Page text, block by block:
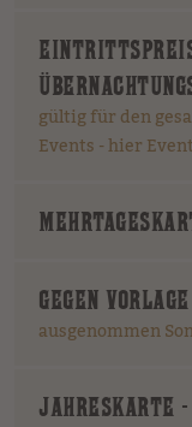
gültig für den
Events - hier
GEGEN
ausgenommen
JAHRESKARTE